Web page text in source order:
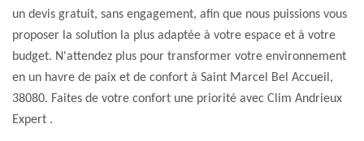
un devis gratuit, sans engagement, afin que nous puissions vous
proposer la solution la plus adaptée à votre espace et à votre
budget. N'attendez plus pour transformer votre environnement
en un havre de paix et de confort à Saint Marcel Bel Accueil,
38080. Faites de votre confort une priorité avec Clim Andrieux
Expert .